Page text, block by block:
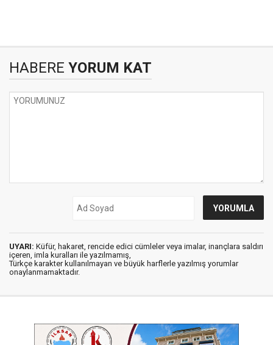
HABERE YORUM KAT
UYARI: Küfür, hakaret, rencide edici cümleler veya imalar, inançlara saldırı
içeren, imla kuralları ile yazılmamış,
Türkçe karakter kullanılmayan ve büyük harflerle yazılmış yorumlar
onaylanmamaktadır.